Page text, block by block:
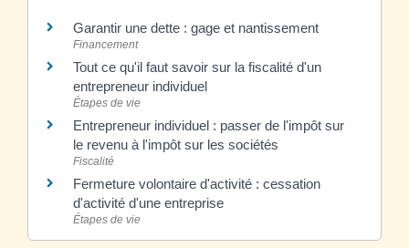
Garantir une dette : gage et nantissement
Financement
Tout ce qu'il faut savoir sur la fiscalité d'un
entrepreneur individuel
Étapes de vie
Entrepreneur individuel : passer de l'impôt sur
le revenu à l'impôt sur les sociétés
Fiscalité
Fermeture volontaire d'activité : cessation
d'activité d'une entreprise
Étapes de vie